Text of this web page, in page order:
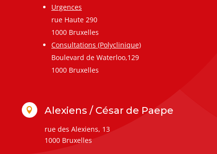
Urgences
rue Haute 290
1000 Bruxelles
Consultations (Polyclinique)
Boulevard de Waterloo,129
1000 Bruxelles
 Alexiens / César de Paepe
rue des Alexiens, 13
1000 Bruxelles